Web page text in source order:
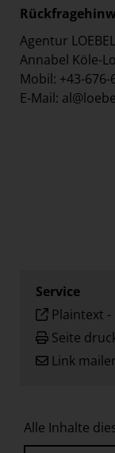
Agentur
Annabel Köle-
Mobil: +43-676-
E-Mail:
Service
Plaintext -
Seite
Link
Alle Inhalte